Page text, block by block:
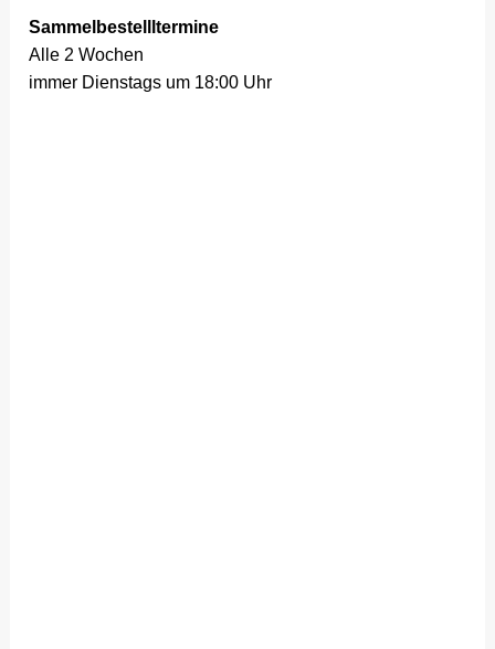
Sammelbestellltermine
Alle 2 Wochen
immer Dienstags um 18:00 Uhr